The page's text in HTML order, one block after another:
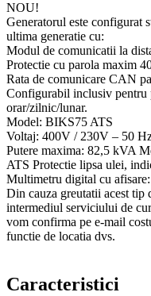
NOU!
Generatorul este configurat
ultima generatie cu:
Modul de comunicatii la
Protectie cu parola maxim
Rata de comunicare CAN
Configurabil inclusiv pentru
orar/zilnic/lunar.
Model: BIKS75 ATS
Voltaj: 400V / 230V – 50
Putere maxima: 82,5 kVA
ATS Protectie lipsa ulei,
Multimetru digital cu
Din cauza greutatii acest tip
intermediul serviciului de
vom confirma pe e-mail
functie de locatia dvs.
Caracteristici